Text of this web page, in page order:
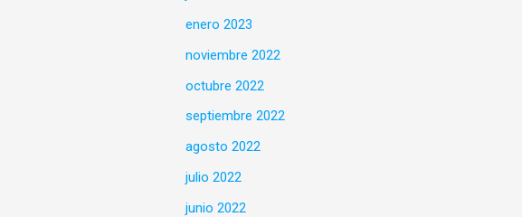
enero 2023
noviembre 2022
octubre 2022
septiembre 2022
agosto 2022
julio 2022
junio 2022